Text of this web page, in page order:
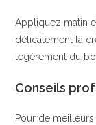
Appliquez matin
délicatement la
légèrement du
Conseils
Pour de